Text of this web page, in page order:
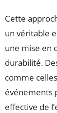
Cette
un véritable
une mise en
durabilité.
comme
événements
effective de